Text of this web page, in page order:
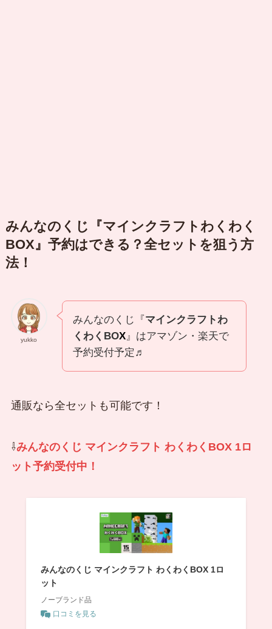
みんなのくじ『 マインクラフトわくわく
BOX』予約はできる？全セットを狙う方
法！
yukko
みんなのくじ『 マインクラフトわ
くわくBOX』はアマゾン・楽天で
予約受付予定♬
通販なら全セットも可能です！
⇩みんなのくじ マインクラフト わくわくBOX 1ロ
ット予約受付中！
みんなのくじ マインクラフト わくわくBOX 1ロ
ット
ノーブランド品
口コミを見る